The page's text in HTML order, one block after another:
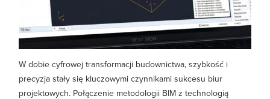
W dobie cyfrowej transformacji budownictwa, szybkość i
precyzja stały się kluczowymi czynnikami sukcesu biur
projektowych. Połączenie metodologii BIM z technologią